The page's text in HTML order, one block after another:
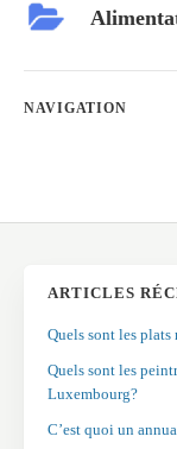
NAVIGATION
ARTICLES
Quels sont les
Quels sont les
Luxembourg?
C’est quoi un